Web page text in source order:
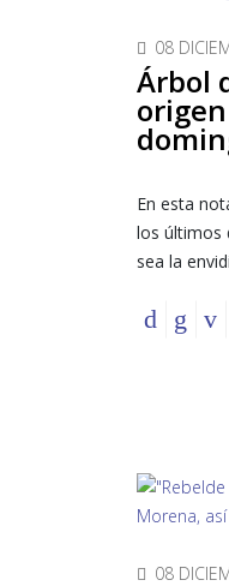
08
Árbol
En esta
los últimos
sea la
08